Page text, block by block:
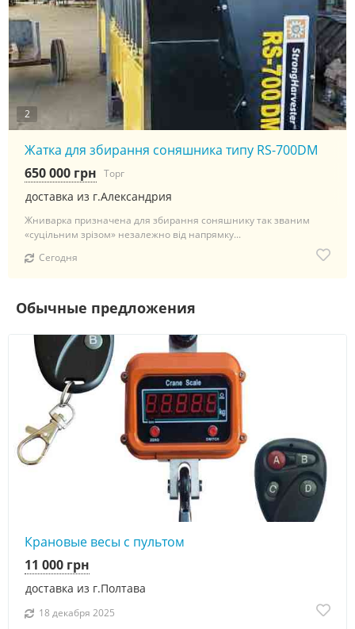
2
Жатка для збирання соняшника типу RS-700DM
доставка из г.Александрия
650 000 грн Торг
Жниварка призначена для збирання соняшнику так званим
«суцільним зрізом» незалежно від напрямку...
Сегодня
Обычные предложения
Крановые весы с пультом
доставка из г.Полтава
11 000 грн
18 декабря 2025